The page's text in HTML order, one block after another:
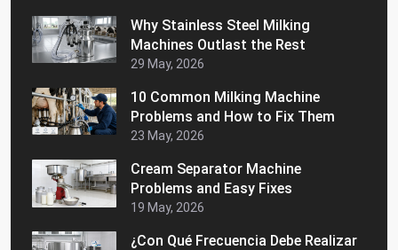
Why Stainless Steel Milking
Machines Outlast the Rest
29 May, 2026
10 Common Milking Machine
Problems and How to Fix Them
23 May, 2026
Cream Separator Machine
Problems and Easy Fixes
19 May, 2026
¿Con Qué Frecuencia Debe Realizar